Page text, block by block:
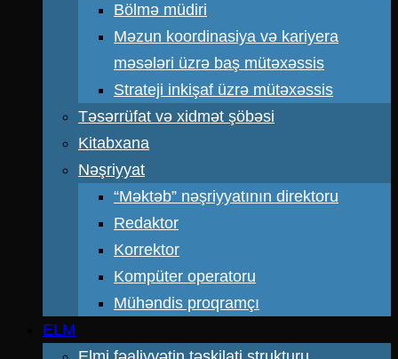
Bölmə müdiri
Məzun koordinasiya və kariyera
məsələri üzrə baş mütəxəssis
Strateji inkişaf üzrə mütəxəssis
Təsərrüfat və xidmət şöbəsi
Kitabxana
Nəşriyyat
“Məktəb” nəşriyyatının direktoru
Redaktor
Korrektor
Kompüter operatoru
Mühəndis proqramçı
ELM